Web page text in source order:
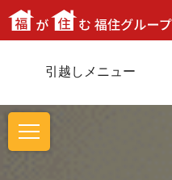
引越しメニュー